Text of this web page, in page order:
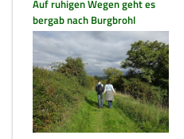
Auf ruhigen Wegen geht es
bergab nach Burgbrohl